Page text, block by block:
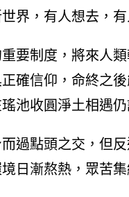
界，有人想去，
要制度，將來人
確信仰，命終之
池收圓淨土相遇
過點頭之交，但
日漸熬熱，眾苦